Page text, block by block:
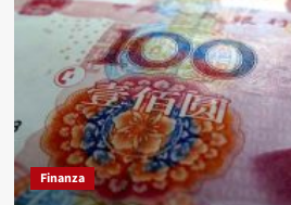
Finanza